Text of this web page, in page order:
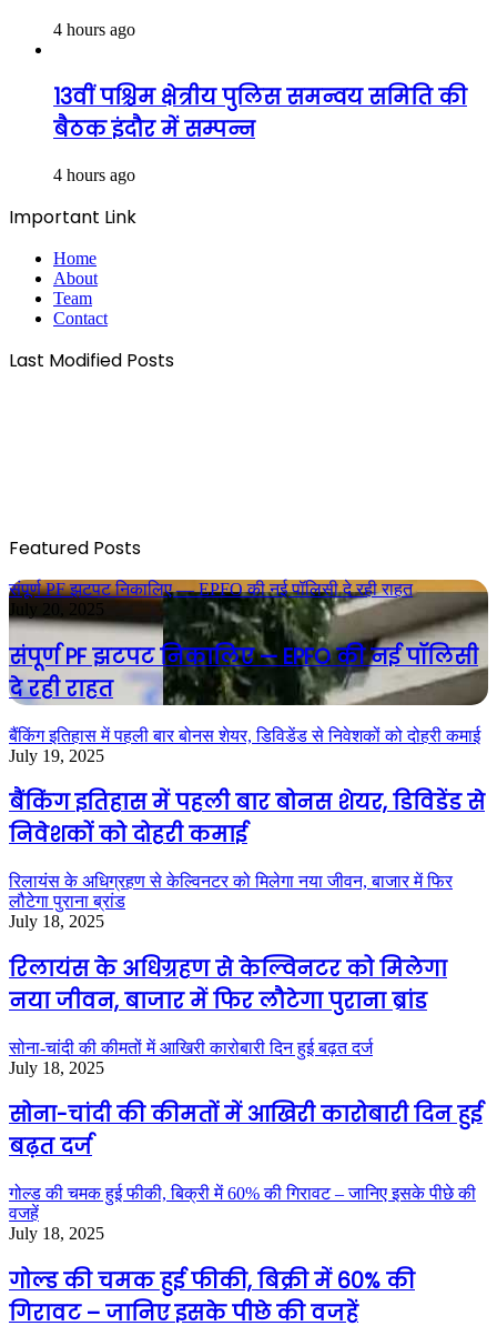
4 hours ago
13वीं पश्चिम क्षेत्रीय पुलिस समन्वय समिति की
बैठक इंदौर में सम्पन्न
4 hours ago
Important Link
Home
About
Team
Contact
Last Modified Posts
Featured Posts
संपूर्ण PF झटपट निकालिए — EPFO की नई पॉलिसी दे रही राहत
July 20, 2025
संपूर्ण PF झटपट निकालिए — EPFO की नई पॉलिसी
दे रही राहत
बैंकिंग इतिहास में पहली बार बोनस शेयर, डिविडेंड से निवेशकों को दोहरी कमाई
July 19, 2025
बैंकिंग इतिहास में पहली बार बोनस शेयर, डिविडेंड से
निवेशकों को दोहरी कमाई
रिलायंस के अधिग्रहण से केल्विनटर को मिलेगा नया जीवन, बाजार में फिर
लौटेगा पुराना ब्रांड
July 18, 2025
रिलायंस के अधिग्रहण से केल्विनटर को मिलेगा
नया जीवन, बाजार में फिर लौटेगा पुराना ब्रांड
सोना-चांदी की कीमतों में आखिरी कारोबारी दिन हुई बढ़त दर्ज
July 18, 2025
सोना-चांदी की कीमतों में आखिरी कारोबारी दिन हुई
बढ़त दर्ज
गोल्ड की चमक हुई फीकी, बिक्री में 60% की गिरावट – जानिए इसके पीछे की
वजहें
July 18, 2025
गोल्ड की चमक हुई फीकी, बिक्री में 60% की
गिरावट – जानिए इसके पीछे की वजहें